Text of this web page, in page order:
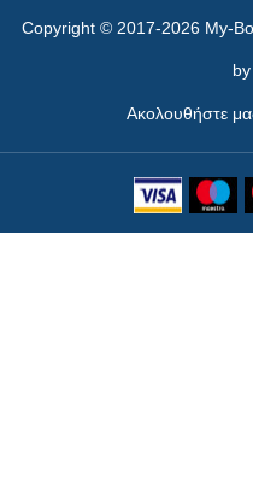
Copyright © 2017-2026 My-
by
Ακολουθήστε